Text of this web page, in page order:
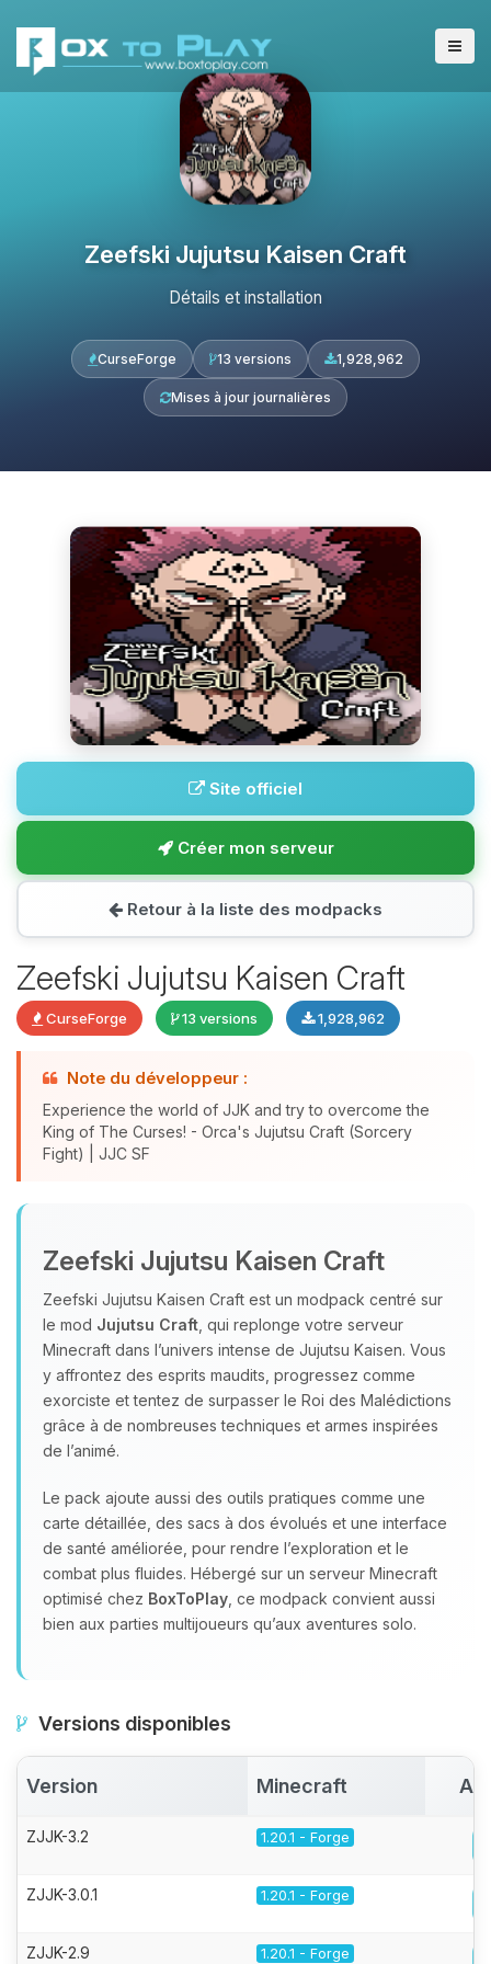
Zeefski Jujutsu Kaisen Craft
Détails et installation
CurseForge 13 versions 1,928,962
Mises à jour journalières
Site officiel
Créer mon serveur
Retour à la liste des modpacks
Zeefski Jujutsu Kaisen Craft
CurseForge 13 versions 1,928,962
Note du développeur :
Experience the world of JJK and try to overcome the
King of The Curses! - Orca's Jujutsu Craft (Sorcery
Fight) | JJC SF
Zeefski Jujutsu Kaisen Craft
Zeefski Jujutsu Kaisen Craft est un modpack centré sur
le mod Jujutsu Craft , qui replonge votre serveur
Minecraft dans l’univers intense de Jujutsu Kaisen. Vous
y affrontez des esprits maudits, progressez comme
exorciste et tentez de surpasser le Roi des Malédictions
grâce à de nombreuses techniques et armes inspirées
de l’animé.
Le pack ajoute aussi des outils pratiques comme une
carte détaillée, des sacs à dos évolués et une interface
de santé améliorée, pour rendre l’exploration et le
combat plus fluides. Hébergé sur un serveur Minecraft
optimisé chez BoxToPlay , ce modpack convient aussi
bien aux parties multijoueurs qu’aux aventures solo.
Versions disponibles
Version Minecraft
ZJJK-3.2 1.20.1 - Forge
ZJJK-3.0.1 1.20.1 - Forge
ZJJK-2.9 1.20.1 - Forge
assistant BoxToPlay. Dis-moi ce dont
tu as besoin et je vais remuer mes
petits circuits pour t’aider.
07/08/2026 à 23:08